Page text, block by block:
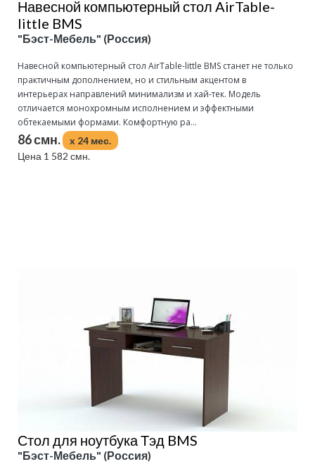
Навесной компьютерный стол AirTable-
little BMS
"Бэст-Мебель" (Россия)
Навесной компьютерный стол AirTable-little BMS станет не только
практичным дополнением, но и стильным акцентом в
интерьерах направлений минимализм и хай-тек. Модель
отличается монохромным исполнением и эффектными
обтекаемыми формами. Комфортную ра...
86 смн.
x 24 мес.
Цена 1 582 смн.
Стол для ноутбука Тэд BMS
"Бэст-Мебель" (Россия)